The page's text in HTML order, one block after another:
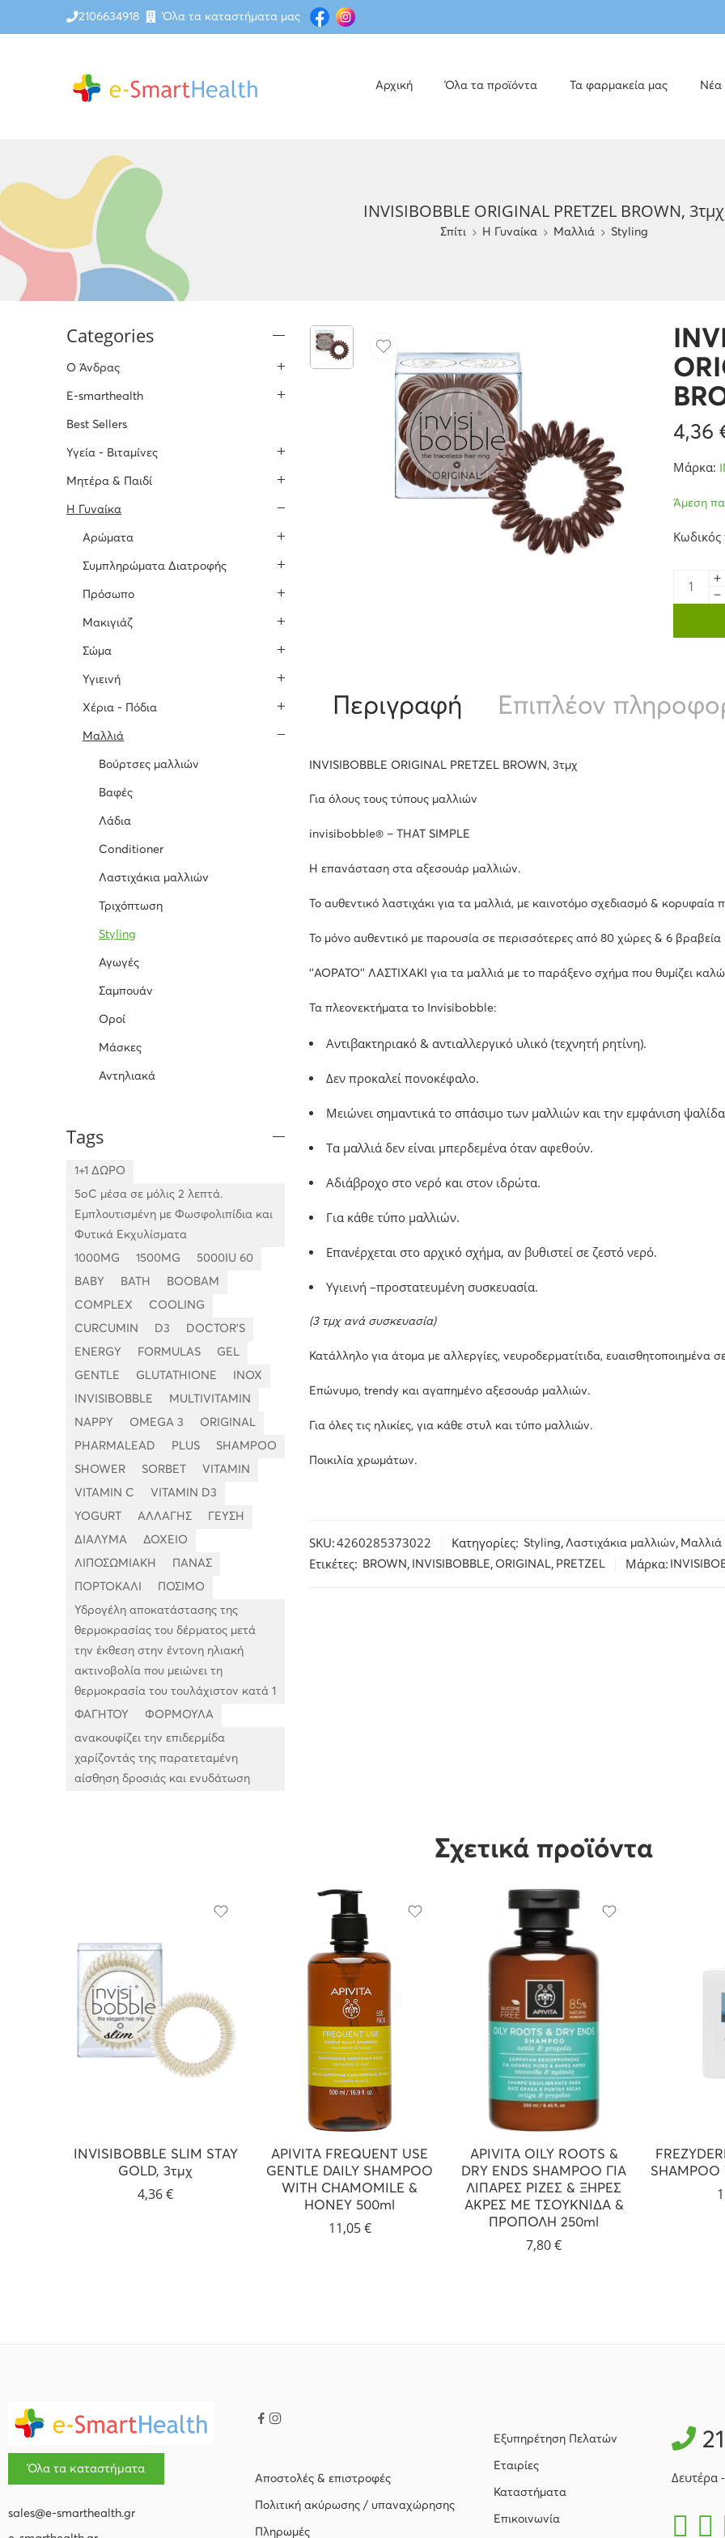
2106634918 Όλα τα καταστήματα μας
Αρχική Όλα τα προϊόντα Τα φαρμακεία μας Νέα
INVISIBOBBLE ORIGINAL PRETZEL BROWN, 3τμχ
Σπίτι H Γυναίκα Μαλλιά Styling
4,36
Μάρκα:
Άμεση
Περιγραφή Επιπλέον
INVISIBOBBLE ORIGINAL PRETZEL BROWN, 3τμχ
Για όλους τους τύπους μαλλιών
invisibobble® – THAT SIMPLE
Η επανάσταση στα αξεσουάρ μαλλιών.
Το αυθεντικό λαστιχάκι για τα μαλλιά, με καινοτόμο σχεδιασμό & κορυφαία
Το μόνο αυθεντικό με παρουσία σε περισσότερες από 80 χώρες & 6 βραβεία
‘’ΑΟΡΑΤΟ’’ ΛΑΣΤΙΧΑΚΙ για τα μαλλιά με το παράξενο σχήμα που θυμίζει
Τα πλεονεκτήματα το Invisibobble:
Αντιβακτηριακό & αντιαλλεργικό υλικό (τεχνητή ρητίνη).
Δεν προκαλεί πονοκέφαλο.
Μειώνει σημαντικά το σπάσιμο των μαλλιών και την εμφάνιση
Τα μαλλιά δεν είναι μπερδεμένα όταν αφεθούν.
Αδιάβροχο στο νερό και στον ιδρώτα.
Για κάθε τύπο μαλλιών.
Επανέρχεται στο αρχικό σχήμα, αν βυθιστεί σε ζεστό νερό.
Υγιεινή –προστατευμένη συσκευασία.
(3 τμχ ανά συσκευασία)
Κατάλληλο για άτομα με αλλεργίες, νευροδερματίτιδα, ευαισθητοποιημένα
Επώνυμο, trendy και αγαπημένο αξεσουάρ μαλλιών.
Για όλες τις ηλικίες, για κάθε στυλ και τύπο μαλλιών.
Ποικιλία χρωμάτων.
SKU:4260285373022 Κατηγορίες: Styling, Λαστιχάκια μαλλιών, Μαλλιά
Ετικέτες: BROWN , INVISIBOBBLE, ORIGINAL, PRETZEL Μάρκα:
Categories
O Άνδρας
E-smarthealth
Best Sellers
Υγεία - Βιταμίνες
Μητέρα & Παιδί
H Γυναίκα
Αρώματα
Συμπληρώματα Διατροφής
Πρόσωπο
Μακιγιάζ
Σώμα
Υγιεινή
Χέρια - Πόδια
Μαλλιά
Βούρτσες μαλλιών
Βαφές
Λάδια
Conditioner
Λαστιχάκια μαλλιών
Τριχόπτωση
Styling
Αγωγές
Σαμπουάν
Οροί
Μάσκες
Αντηλιακά
Tags
1+1 ΔΩΡΟ
5oC μέσα σε μόλις 2 λεπτά.
Εμπλουτισμένη με Φωσφολιπίδια και
Φυτικά Εκχυλίσματα
1000MG 1500MG 5000IU 60
BABY BATH BOOBAM
COMPLEX COOLING
CURCUMIN D3 DOCTOR'S
ENERGY FORMULAS GEL
GENTLE GLUTATHIONE INOX
INVISIBOBBLE MULTIVITAMIN
NAPPY OMEGA 3 ORIGINAL
PHARMALEAD PLUS SHAMPOO
SHOWER SORBET VITAMIN
VITAMIN C VITAMIN D3
YOGURT ΑΛΛΑΓΗΣ ΓΕΥΣΗ
ΔΙΑΛΥΜΑ ΔΟΧΕΙΟ
ΛΙΠΟΣΩΜΙΑΚΗ ΠΑΝΑΣ
ΠΟΡΤΟΚΑΛΙ ΠΟΣΙΜΟ
Υδρογέλη αποκατάστασης της
θερμοκρασίας του δέρματος μετά
την έκθεση στην έντονη ηλιακή
ακτινοβολία που μειώνει τη
θερμοκρασία του τουλάχιστον κατά 1
ΦΑΓΗΤΟΥ ΦΟΡΜΟΥΛΑ
ανακουφίζει την επιδερμίδα
χαρίζοντάς της παρατεταμένη
αίσθηση δροσιάς και ενυδάτωση
Σχετικά προϊόντα
INVISIBOBBLE SLIM STAY
GOLD, 3τμχ
4,36€
APIVITA FREQUENT USE
GENTLE DAILY SHAMPOO
WITH CHAMOMILE &
HONEY 500ml
11,05€
APIVITA OILY ROOTS &
DRY ENDS SHAMPOO ΓΙΑ
ΛΙΠΑΡΕΣ ΡΙΖΕΣ & ΞΗΡΕΣ
ΑΚΡΕΣ ΜΕ ΤΣΟΥΚΝΙΔΑ &
ΠΡΟΠΟΛΗ 250ml
7,80€
Όλα τα καταστήματα
sales@e-smarthealth.gr
Αποστολές & επιστροφές
Πολιτική ακύρωσης / υπαναχώρησης
Πληρωμές
Εξυπηρέτηση Πελατών
Εταιρίες
Καταστήματα
Επικοινωνία
Δευτέρα